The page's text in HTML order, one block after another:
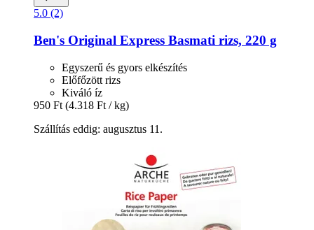
5.0 (2)
Ben's Original Express Basmati rizs, 220 g
Egyszerű és gyors elkészítés
Előfőzött rizs
Kiváló íz
950 Ft (4.318 Ft / kg)
Szállítás eddig: augusztus 11.